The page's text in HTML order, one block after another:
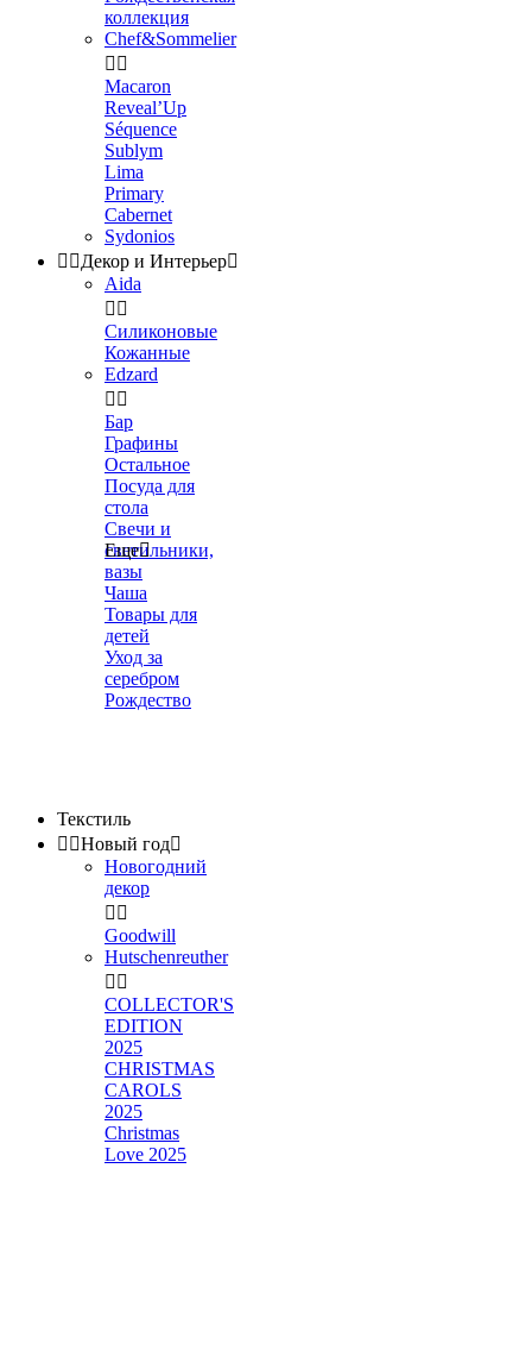
коллекция
Chef&Sommelier
 
Macaron
Reveal’Up
Séquence
Sublym
Lima
Primary
Cabernet
Sydonios
 Декор и Интерьер
Aida
 
Силиконовые
Кожанные
Edzard
 
Бар
Графины
Остальное
Посуда для
стола
Свечи и
светильники,
вазы
Чаша
Товары для
детей
Уход за
серебром
Рождество
Еще
Текстиль
 Новый год
Новогодний
декор
 
Goodwill
Hutschenreuther
 
COLLECTOR'S
EDITION
2025
CHRISTMAS
CAROLS
2025
Christmas
Love 2025